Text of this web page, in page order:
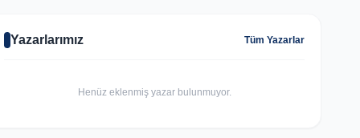
Yazarlarımız Tüm Yazarlar
Henüz eklenmiş yazar bulunmuyor.